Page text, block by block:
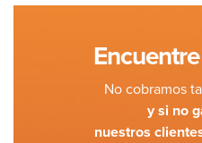
No cobramos
y si no
nuestros